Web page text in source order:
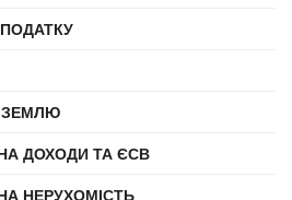
ЗЕМЛЮ
ДОХОДИ ТА ЄСВ
НЕРУХОМІСТЬ